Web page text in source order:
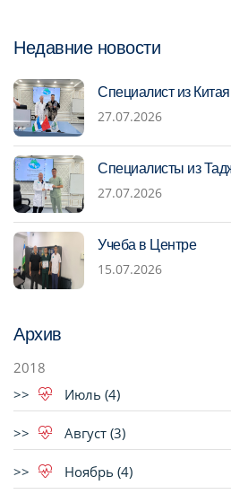
Недавние новости
Специалист из
27.07.2026
Специалисты из
27.07.2026
Учеба в Центре
15.07.2026
Архив
2018
Июль (4)
Август (3)
Ноябрь (4)